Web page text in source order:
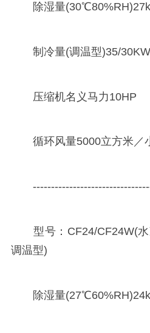
除湿量
制冷量(调温型)35/30KW
压缩机名义马力10HP
循环风量5000立方米／
型号：CF24/CF24W(水
调温型)
除湿量